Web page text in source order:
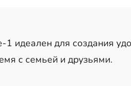
1 идеален для создания
с семьей и друзьями.